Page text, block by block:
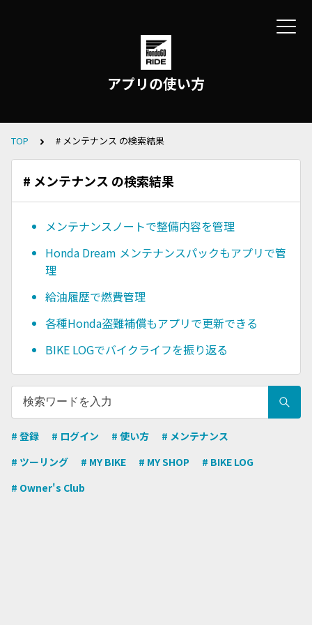
アプリの使い方
TOP # メンテナンス の検索結果
# メンテナンス の検索結果
メンテナンスノートで整備内容を管理
Honda Dream メンテナンスパックもアプリで管
理
給油履歴で燃費管理
各種Honda盗難補償もアプリで更新できる
BIKE LOGでバイクライフを振り返る
# 登録 # ログイン # 使い方
# メンテナンス
# ツーリング
# MY BIKE # MY SHOP
# BIKE LOG
# Owner's Club